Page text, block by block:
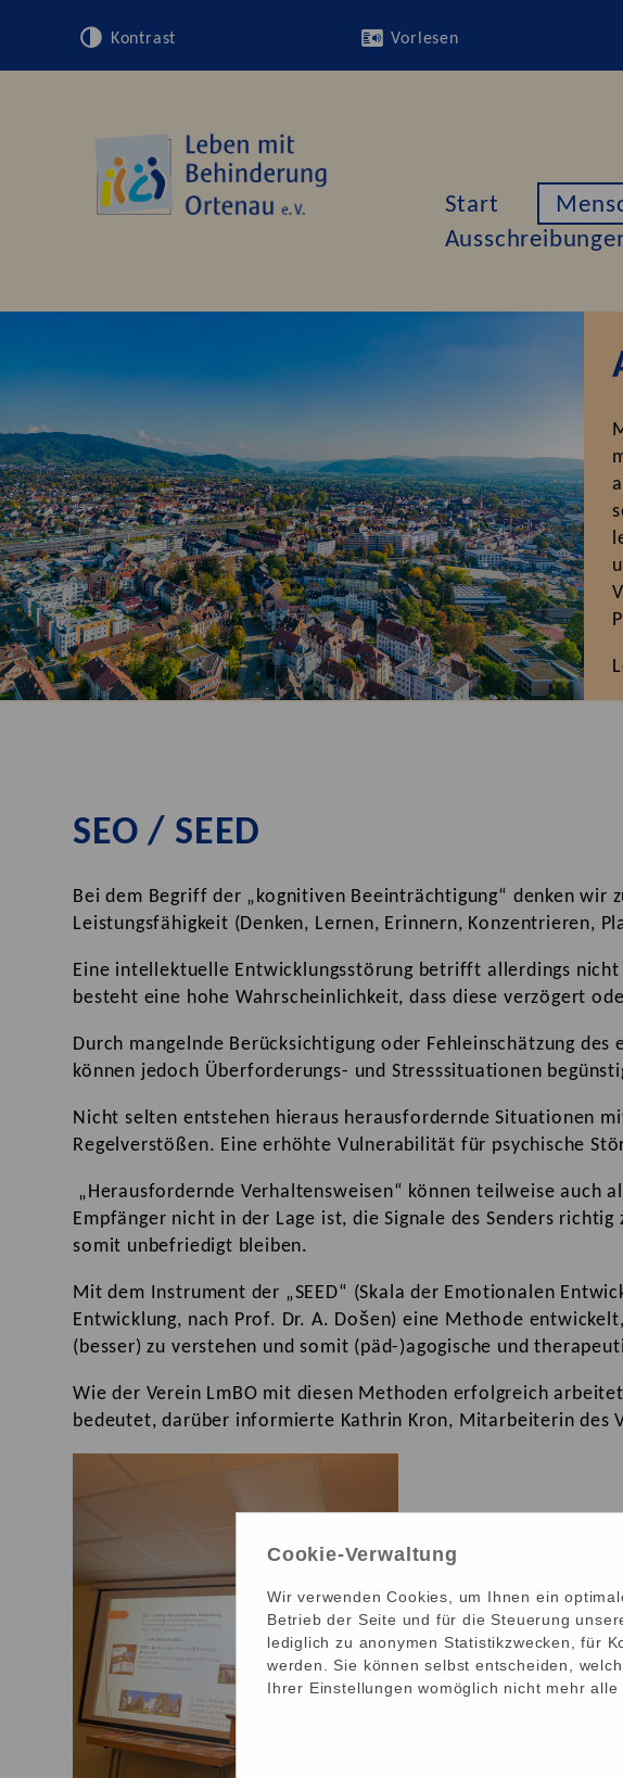
Kontrast Vorlesen
Start
SEO / SEED
Bei dem Begriff der „kognitiven Beeinträchtigung“ denken
Leistungsfähigkeit (Denken, Lernen, Erinnern, Konzentrieren,
Eine intellektuelle Entwicklungsstörung betrifft allerdings
besteht eine hohe Wahrscheinlichkeit, dass diese verzögert
Durch mangelnde Berücksichtigung oder Fehleinschätzung
können jedoch Überforderungs- und Stresssituationen
Nicht selten entstehen hieraus herausfordernde Situationen
Regelverstößen. Eine erhöhte Vulnerabilität für psychische
„Herausfordernde Verhaltensweisen“ können teilweise auch
Empfänger nicht in der Lage ist, die Signale des Senders
somit unbefriedigt bleiben.
Mit dem Instrument der „SEED“ (Skala der Emotionalen
Entwicklung, nach Prof. Dr. A. Došen) eine Methode
(besser) zu verstehen und somit (päd-)agogische und
Wie der Verein LmBO mit diesen Methoden erfolgreich
bedeutet, darüber informierte Kathrin Kron, Mitarbeiterin des
Cookie-Verwaltung
Wir verwenden Cookies, um Ihnen ein
Betrieb der Seite und für die Steuerung
lediglich zu anonymen Statistikzwecken, für
werden. Sie können selbst entscheiden,
Ihrer Einstellungen womöglich nicht mehr